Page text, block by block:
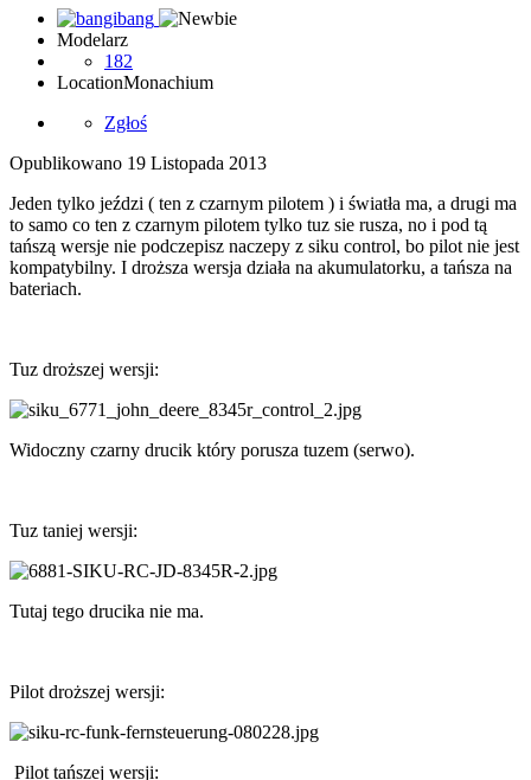
Modelarz
182
LocationMonachium
Zgłoś
Opublikowano 19 Listopada 2013
Jeden tylko jeździ ( ten z czarnym pilotem ) i światła ma, a drugi ma
to samo co ten z czarnym pilotem tylko tuz sie rusza, no i pod tą
tańszą wersje nie podczepisz naczepy z siku control, bo pilot nie jest
kompatybilny. I droższa wersja działa na akumulatorku, a tańsza na
bateriach.
Tuz droższej wersji:
Widoczny czarny drucik który porusza tuzem (serwo).
Tuz taniej wersji:
Tutaj tego drucika nie ma.
Pilot droższej wersji:
Pilot tańszej wersji: